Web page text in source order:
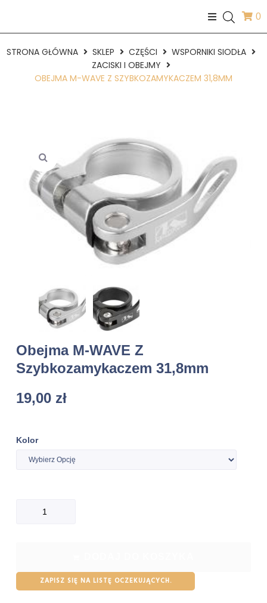
0
STRONA GŁÓWNA SKLEP CZĘŚCI
WSPORNIKI SIODŁA
ZACISKI I OBEJMY
OBEJMA M-WAVE Z SZYBKOZAMYKACZEM 31,8MM
Obejma M-WAVE Z
Szybkozamykaczem 31,8mm
19,00 zł
Kolor
ZAPISZ SIĘ NA LISTĘ OCZEKUJĄCYCH.